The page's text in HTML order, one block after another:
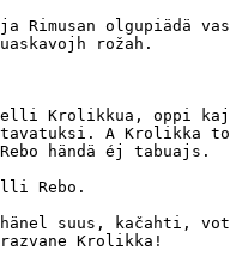
Rimusan olgupiädä
rožah.
Krolikkua, oppi
tavatuksi. A Krolikka
händä éj tabuajs.
Rebo.
suus, kačahti, vot
Krolikka!